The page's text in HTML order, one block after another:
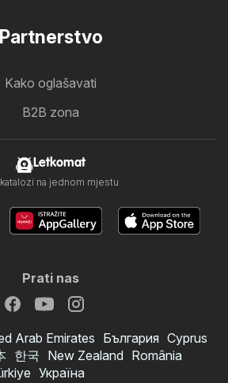
Partnerstvo
Kako oglašavati
B2B zona
Letkomat
na jednom mjestu
Prati nas
Arab Emirates България Cyprus
한국 New Zealand România
Україна